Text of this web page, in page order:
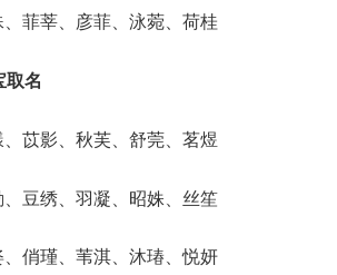
菲莘、彦菲、泳菀、荷桂
取名
苡影、秋芙、舒莞、茗煜
豆绣、羽凝、昭姝、丝笙
俏瑾、苇淇、沐瑃、悦妍